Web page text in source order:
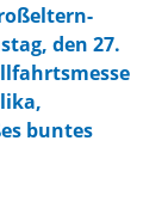
den 27.
buntes